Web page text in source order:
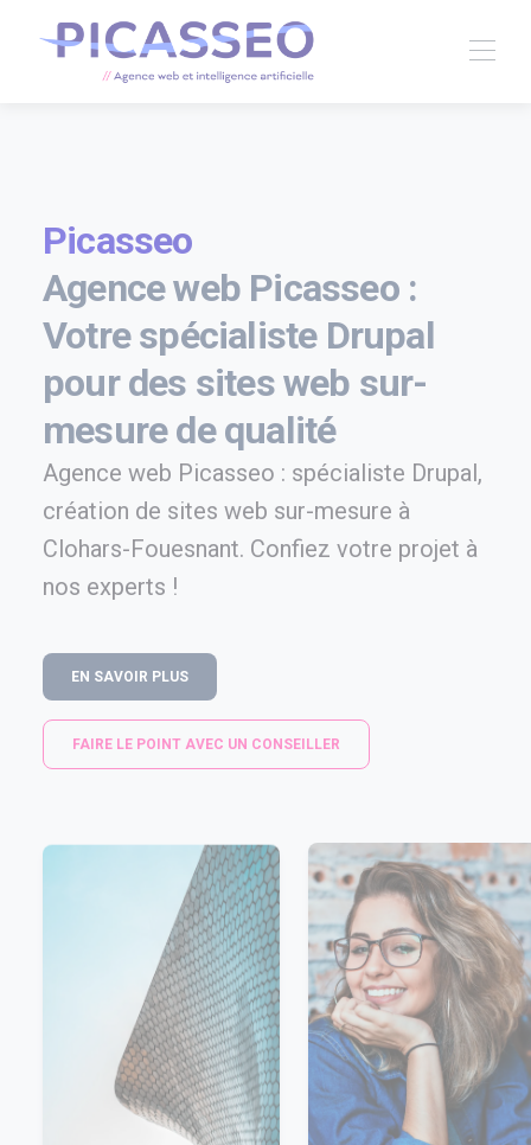
Picasseo
Agence web Picasseo :
Votre spécialiste Drupal
pour des sites web sur-
mesure de qualité
Agence web Picasseo : spécialiste Drupal,
création de sites web sur-mesure à
Clohars-Fouesnant. Confiez votre projet à
nos experts !
EN SAVOIR PLUS
FAIRE LE POINT AVEC UN CONSEILLER